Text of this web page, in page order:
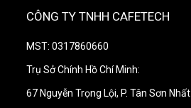
Dùng để
Tay cầm polymer
Có tay nắm trượt ở giữa
CÔNG TY TNHH CAFETECH
MST: 0317860660
Trụ Sở Chính Hồ Chí Minh:
67 Nguyễn Trọng Lội, P. Tân Sơn Nhất